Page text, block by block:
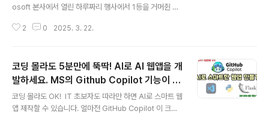
osoft 본사에서 열린 하루짜리 행사에서 1등을 거머쥔 비
사에 저는 세 번째 도전 만에 드디어 1등을 차지했는데
니라, 짧은 시간 안에 팀워크를 극대화해서 훌륭한 결과
를 만들어낸 것이 가장 큰 승리 비결이었습니다. 이 영상에
서는: 시애틀의 다양한 AI 커뮤니티와 작은 해커썬의 장점
하루 안에 ‘아이디어 → 개발 → 발표’까지 마무리하는 진
행 방식 만화를 만들려다 갑자기 ‘코미디 오디오’ 앱으로 아
2 0 2025. 3. 22.
코딩 몰라도 5분만에 뚝딱! AI로 AI 웹앱을 개
발하세요. MS의 Github Copilot 기능이 ㄷ
ㄷ.. 게다가 모두 무료..
코딩 몰라도 OK! IT 초보자도 따라만 하면 AI로 스마트 웹
앱 제작할 수 있습니다. 얼마전 GitHub Copilot 이 크게